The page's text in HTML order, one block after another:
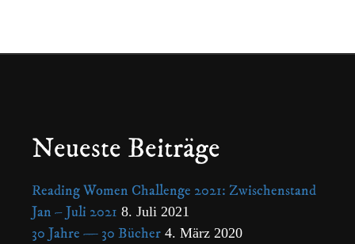
Neueste Beiträge
Reading Women Challenge 2021: Zwischenstand
Jan – Juli 2021 8. Juli 2021
30 Jahre — 30 Bücher 4. März 2020